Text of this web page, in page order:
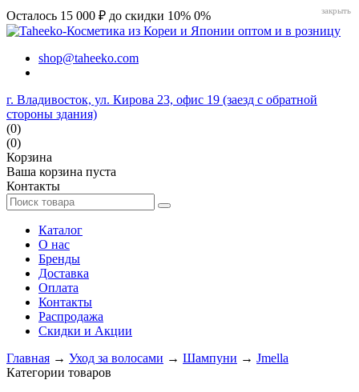
Осталось 15 000 ₽ до скидки 10% 0%
shop@taheeko.com
г. Владивосток, ул. Кирова 23, офис 19 (заезд с обратной
стороны здания)
(0)
(0)
Корзина
Ваша корзина пуста
Контакты
Каталог
О нас
Бренды
Доставка
Оплата
Контакты
Распродажа
Скидки и Акции
Главная → Уход за волосами → Шампуни → Jmella
Категории товаров
закрыть